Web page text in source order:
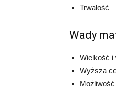
Trwałość
Wady
Wielkość i
Wyższa